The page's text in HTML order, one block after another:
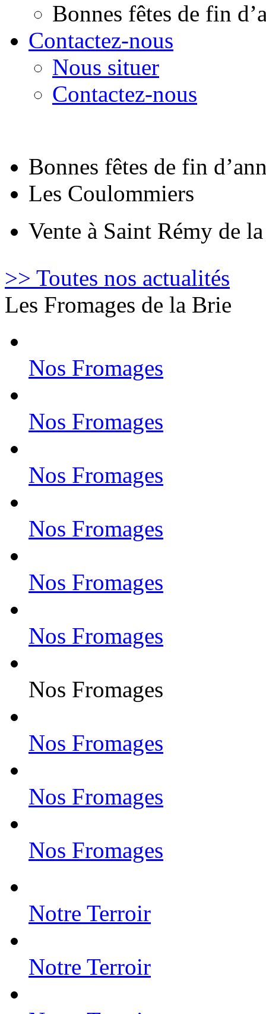
Bonnes fêtes de fin
Contactez-nous
Nous situer
Contactez-nous
Bonnes fêtes de fin
Les Coulommiers
Vente à Saint Rémy de
>> Toutes nos actualités
Les Fromages de la Brie
Nos Fromages
Nos Fromages
Nos Fromages
Nos Fromages
Nos Fromages
Nos Fromages
Nos Fromages
Nos Fromages
Nos Fromages
Nos Fromages
Notre Terroir
Notre Terroir